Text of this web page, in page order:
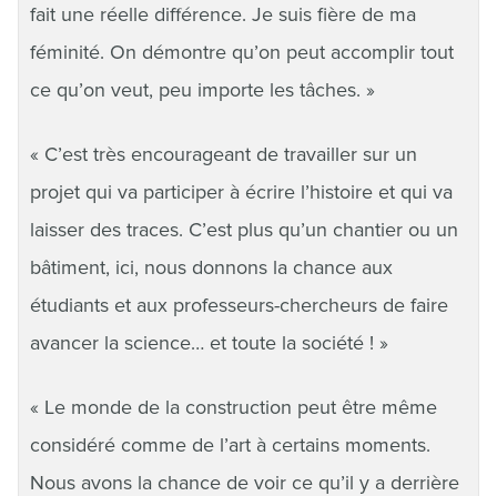
fait une réelle différence. Je suis fière de ma
féminité. On démontre qu’on peut accomplir tout
ce qu’on veut, peu importe les tâches. »
« C’est très encourageant de travailler sur un
projet qui va participer à écrire l’histoire et qui va
laisser des traces. C’est plus qu’un chantier ou un
bâtiment, ici, nous donnons la chance aux
étudiants et aux professeurs-chercheurs de faire
avancer la science… et toute la société ! »
« Le monde de la construction peut être même
considéré comme de l’art à certains moments.
Nous avons la chance de voir ce qu’il y a derrière